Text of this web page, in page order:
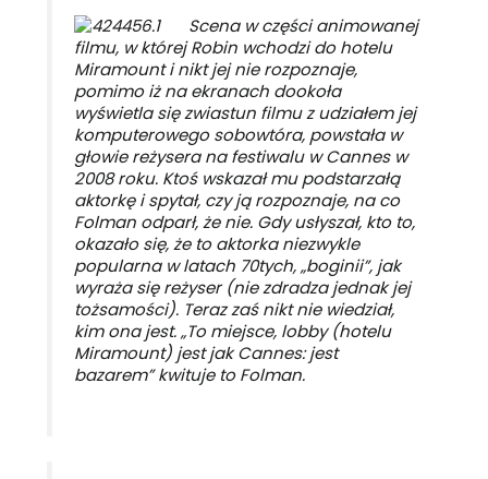
Scena w części animowanej
filmu, w której Robin wchodzi do hotelu
Miramount i nikt jej nie rozpoznaje,
pomimo iż na ekranach dookoła
wyświetla się zwiastun filmu z udziałem jej
komputerowego sobowtóra, powstała w
głowie reżysera na festiwalu w Cannes w
2008 roku. Ktoś wskazał mu podstarzałą
aktorkę i spytał, czy ją rozpoznaje, na co
Folman odparł, że nie. Gdy usłyszał, kto to,
okazało się, że to aktorka niezwykle
popularna w latach 70tych, „boginii”, jak
wyraża się reżyser (nie zdradza jednak jej
tożsamości). Teraz zaś nikt nie wiedział,
kim ona jest. „To miejsce, lobby (hotelu
Miramount) jest jak Cannes: jest
bazarem” kwituje to Folman.